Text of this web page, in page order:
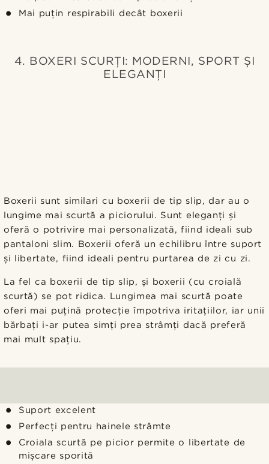
Mai puțin respirabili decât boxerii
4. BOXERI SCURȚI: MODERNI, SPORT ȘI
ELEGANȚI
Boxerii sunt similari cu boxerii de tip slip, dar au o
lungime mai scurtă a piciorului. Sunt eleganți și
oferă o potrivire mai personalizată, fiind ideali sub
pantaloni slim. Boxerii oferă un echilibru între suport
și libertate, fiind ideali pentru purtarea de zi cu zi.
La fel ca boxerii de tip slip, și boxerii (cu croială
scurtă) se pot ridica. Lungimea mai scurtă poate
oferi mai puțină protecție împotriva iritațiilor, iar unii
bărbați i-ar putea simți prea strâmți dacă preferă
mai mult spațiu.
Suport excelent
Perfecți pentru hainele strâmte
Croiala scurtă pe picior permite o libertate de
mișcare sporită